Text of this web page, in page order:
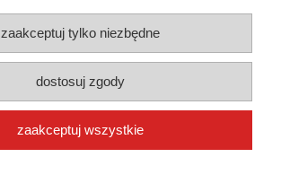
Moje konto
Płatności i dostawa
Informacje
zaakceptuj tylko niezbędne
dostosuj zgody
zaakceptuj wszystkie